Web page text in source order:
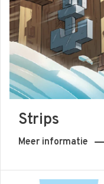
Strips
Meer informatie